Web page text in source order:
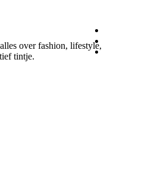
over fashion, lifestyle,
tintje.